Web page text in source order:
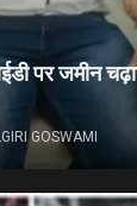
पर जमीन
GOSWAMI